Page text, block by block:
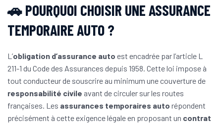
🚗 POURQUOI CHOISIR UNE ASSURANCE
TEMPORAIRE AUTO ?
L’obligation d’assurance auto est encadrée par l’article L
211-1 du Code des Assurances depuis 1958. Cette loi impose à
tout conducteur de souscrire au minimum une couverture de
responsabilité civile avant de circuler sur les routes
françaises. Les assurances temporaires auto répondent
précisément à cette exigence légale en proposant un contrat